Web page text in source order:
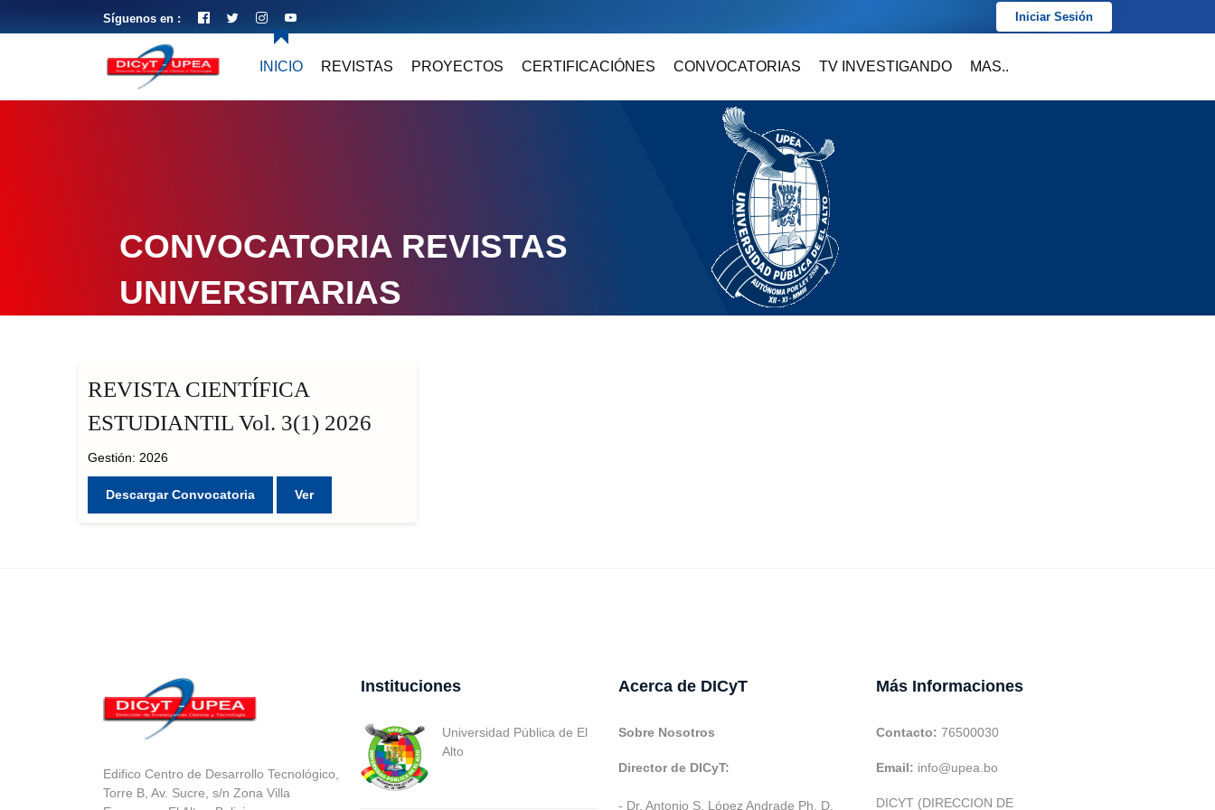
Síguenos en : Iniciar Sesión
INICIO REVISTAS PROYECTOS CERTIFICACIÓNES CONVOCATORIAS TV INVESTIGANDO MAS..
CONVOCATORIA REVISTAS
UNIVERSITARIAS
REVISTA CIENTÍFICA
ESTUDIANTIL Vol. 3(1) 2026
Gestión: 2026
Descargar Convocatoria Ver
Edifico Centro de Desarrollo Tecnológico,
Torre B, Av. Sucre, s/n Zona Villa
Instituciones
Universidad Pública de El
Alto
Acerca de DICyT
Sobre Nosotros
Director de DICyT:
- Dr. Antonio S. López Andrade Ph. D.
Más Informaciones
Contacto: 76500030
Email: info@upea.bo
DICYT (DIRECCION DE